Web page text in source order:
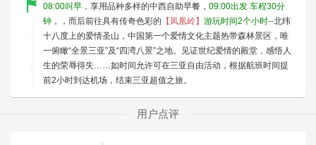
08:00叫早， 享用品种多样的中西自助早餐， 09:00出发 车程30分
钟 ，，而后前往具有传奇色彩的 【凤凰岭】 游玩时间2个小时--北纬
十八度上的爱情圣山，中国第一个爱情文化主题热带森林景区，唯
一俯瞰“全景三亚”及“四湾八景”之地。见证世纪爱情的殿堂，感悟人
生的荣辱得失……如时间允许可在三亚自由活动，根据航班时间提
前2小时到达机场，结束三亚超值之旅。
用户点评